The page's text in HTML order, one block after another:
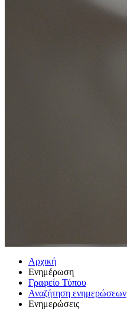
Αρχική
Ενημέρωση
Γραφείο Τύπου
Αναζήτηση ενημερώσεων
Ενημερώσεις